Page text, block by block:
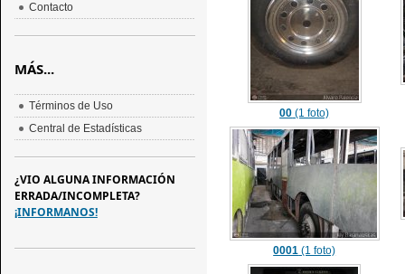
00 (1 foto)
0001 (1 foto)
Contacto
MÁS...
Términos de Uso
Central de Estadísticas
¿VIO ALGUNA INFORMACIÓN
ERRADA/INCOMPLETA?
¡INFORMANOS!